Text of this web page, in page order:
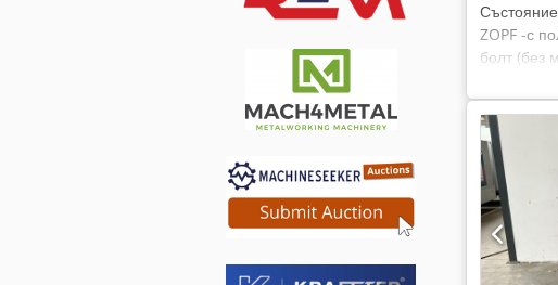
ZOPF -с
болт (без
Dsdpjfh
височина